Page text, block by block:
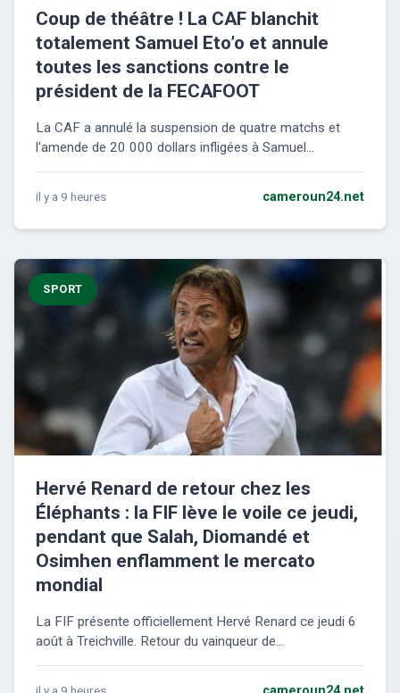
Coup de théâtre ! La CAF blanchit
totalement Samuel Eto’o et annule
toutes les sanctions contre le
président de la FECAFOOT
La CAF a annulé la suspension de quatre matchs et
l'amende de 20 000 dollars infligées à Samuel...
il y a 9 heures cameroun24.net
SPORT
Hervé Renard de retour chez les
Éléphants : la FIF lève le voile ce jeudi,
pendant que Salah, Diomandé et
Osimhen enflamment le mercato
mondial
La FIF présente officiellement Hervé Renard ce jeudi 6
août à Treichville. Retour du vainqueur de...